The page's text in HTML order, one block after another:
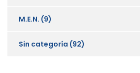
M.E.N. (9)
Sin categoría (92)